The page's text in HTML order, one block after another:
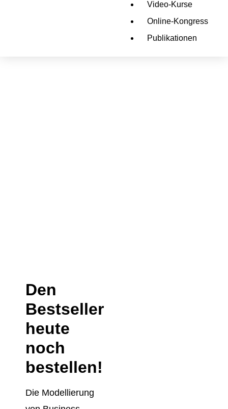
Video-Kurse
Online-Kongress
Publikationen
Den
Bestseller
heute
noch
bestellen!
Die Modellierung